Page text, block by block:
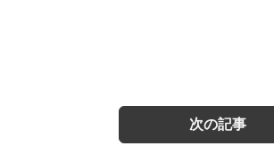
次の記事